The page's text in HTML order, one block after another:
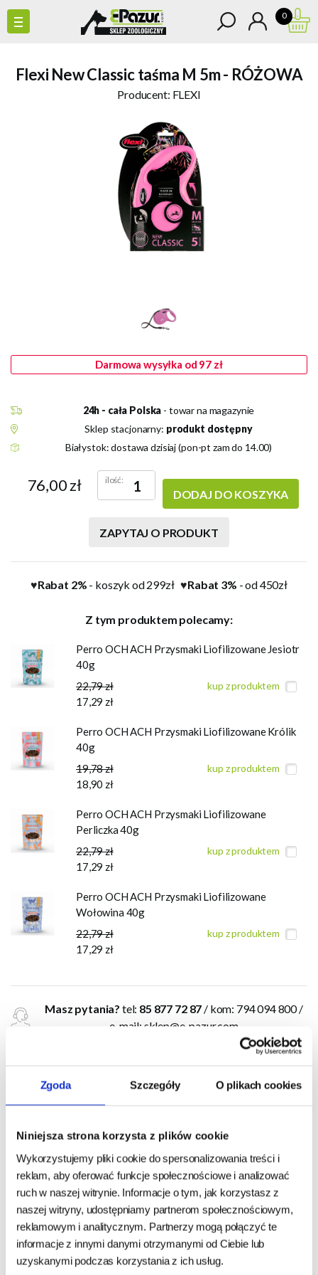
Zgoda Szczegóły O plikach cookies
Niniejsza strona korzysta z plików cookie
Wykorzystujemy pliki cookie do spersonalizowania treści i
reklam, aby oferować funkcje społecznościowe i analizować
ruch w naszej witrynie. Informacje o tym, jak korzystasz z
naszej witryny, udostępniamy partnerom społecznościowym,
reklamowym i analitycznym. Partnerzy mogą połączyć te
informacje z innymi danymi otrzymanymi od Ciebie lub
uzyskanymi podczas korzystania z ich usług.
0
Flexi New Classic taśma M 5m - RÓŻOWA
Producent: FLEXI
Darmowa wysyłka od 97 zł
24h - cała Polska - towar na magazynie
Sklep stacjonarny: produkt dostępny
Białystok: dostawa dzisiaj (pon-pt zam do 14.00)
76,00 zł ilość:
DODAJ DO KOSZYKA
ZAPYTAJ O PRODUKT
♥Rabat 2% - koszyk od 299zł♥Rabat 3% - od 450zł
Z tym produktem polecamy:
Perro OCH ACH Przysmaki Liofilizowane Jesiotr
40g
22,79 zł
17,29 zł
kup z produktem
Perro OCH ACH Przysmaki Liofilizowane Królik
40g
19,78 zł
18,90 zł
kup z produktem
Perro OCH ACH Przysmaki Liofilizowane
Perliczka 40g
22,79 zł
17,29 zł
kup z produktem
Perro OCH ACH Przysmaki Liofilizowane
Wołowina 40g
22,79 zł
17,29 zł
kup z produktem
Masz pytania? tel: 85 877 72 87 / kom: 794 094 800 /
e-mail: sklep@e-pazur.com
FLEXI NEW CLASSIC TAŚMA M 5M
Kolor: różowa
Rozmiar: M
Rodzaj: taśma
Długość smyczy: 5 m
Maksymalna waga psa: 25 kg
Waga smyczy: 300 g
Seria NEW CLASSIC to podstawowa linia smyczy FLEXI.
Oryginalna automatyczna smycz FLEXI posiada jedyny w